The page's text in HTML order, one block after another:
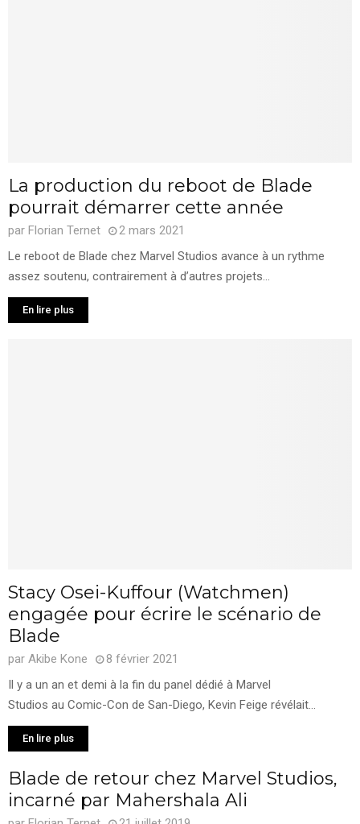
La production du reboot de Blade
pourrait démarrer cette année
par Florian Ternet
2 mars 2021
Le reboot de Blade chez Marvel Studios avance à un rythme
assez soutenu, contrairement à d’autres projets...
En lire plus
Stacy Osei-Kuffour (Watchmen)
engagée pour écrire le scénario de
Blade
par Akibe Kone
8 février 2021
Il y a un an et demi à la fin du panel dédié à Marvel
Studios au Comic-Con de San-Diego, Kevin Feige révélait...
En lire plus
Blade de retour chez Marvel Studios,
incarné par Mahershala Ali